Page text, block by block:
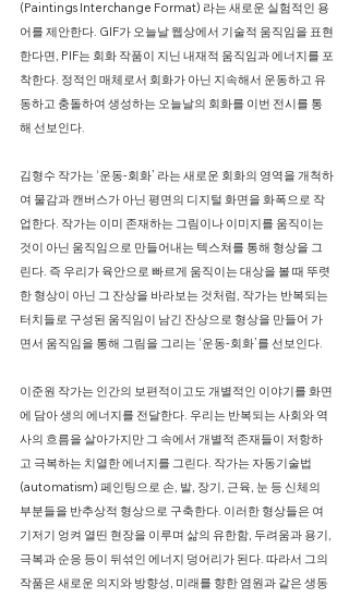
(Paintings Interchange Format) 라는 새로운 실험적인 용
어를 제안한다. GIF가 오늘날 웹상에서 기술적 움직임을 표현
한다면, PIF는 회화 작품이 지닌 내재적 움직임과 에너지를 포
착한다. 정적인 매체로서 회화가 아닌 지속해서 운동하고 유
동하고 충돌하여 생성하는 오늘날의 회화를 이번 전시를 통
해 선보인다.
김형수 작가는 ‘운동-회화’ 라는 새로운 회화의 영역을 개척하
여 물감과 캔버스가 아닌 평면의 디지털 화면을 화폭으로 작
업한다. 작가는 이미 존재하는 그림이나 이미지를 움직이는
것이 아닌 움직임으로 만들어내는 텍스쳐를 통해 형상을 그
린다. 즉 우리가 육안으로 빠르게 움직이는 대상을 볼 때 뚜렷
한 형상이 아닌 그 잔상을 바라보는 것처럼, 작가는 반복되는
터치들로 구성된 움직임이 남긴 잔상으로 형상을 만들어 가
면서 움직임을 통해 그림을 그리는 ‘운동-회화’를 선보인다.
이준원 작가는 인간의 보편적이고도 개별적인 이야기를 화면
에 담아 생의 에너지를 전달한다. 우리는 반복되는 사회와 역
사의 흐름을 살아가지만 그 속에서 개별적 존재들이 저항하
고 극복하는 치열한 에너지를 그린다. 작가는 자동기술법
(automatism) 페인팅으로 손, 발, 장기, 근육, 눈 등 신체의
부분들을 반추상적 형상으로 구축한다. 이러한 형상들은 여
기저기 엉켜 열띤 현장을 이루며 삶의 유한함, 두려움과 용기,
극복과 순응 등이 뒤섞인 에너지 덩어리가 된다. 따라서 그의
작품은 새로운 의지와 방향성, 미래를 향한 염원과 같은 생동